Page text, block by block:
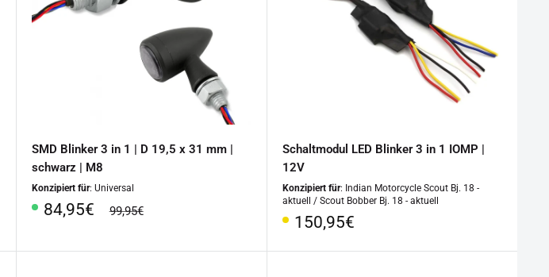
SMD Blinker 3 in 1 | D 19,5 x 31 mm |
schwarz | M8
Konzipiert für: Universal
Sonderpreis
84,95€ Normalpreis
99,95€
Schaltmodul LED Blinker 3 in 1 IOMP |
12V
Konzipiert für: Indian Motorcycle Scout Bj. 18 -
aktuell / Scout Bobber Bj. 18 - aktuell
Sonderpreis
150,95€